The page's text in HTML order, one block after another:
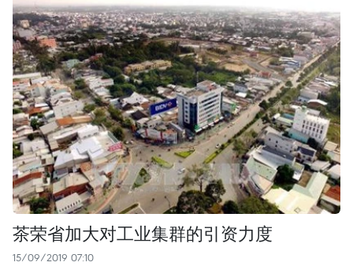
茶荣省加大对工业集群的引资力度
15/09/2019 07:10